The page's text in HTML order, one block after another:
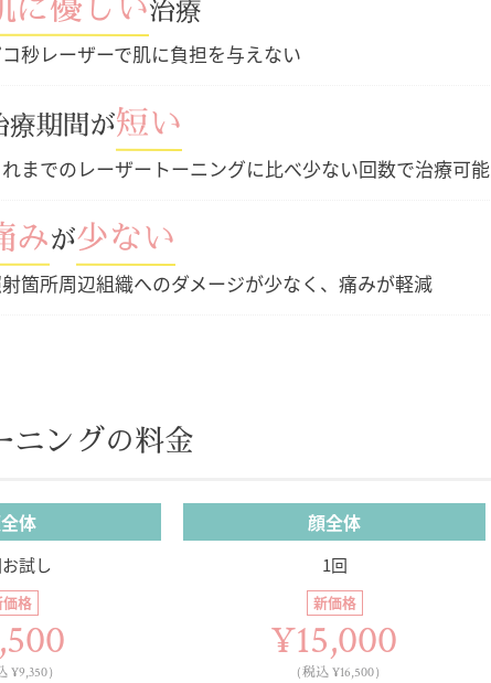
治療
コ秒レーザーで肌に負担を与えない
療期間が短い
れまでのレーザートーニングに比べ少ない回数で治療可能
みが少ない
箇所周辺組織へのダメージが少なく、痛みが軽減
ニングの料金
体
試し
格
¥9,350）
顔全体
1回
新価格
¥15,000
（税込 ¥16,500）